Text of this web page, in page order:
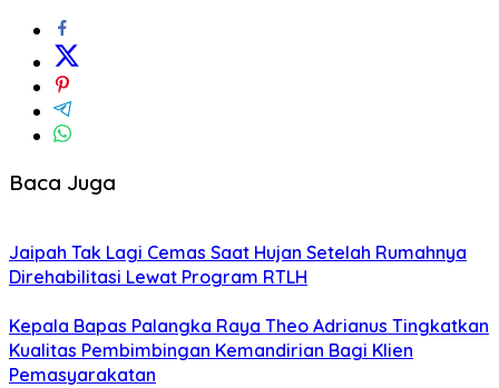
Baca Juga
Jaipah Tak Lagi Cemas Saat Hujan Setelah Rumahnya
Direhabilitasi Lewat Program RTLH
Kepala Bapas Palangka Raya Theo Adrianus Tingkatkan
Kualitas Pembimbingan Kemandirian Bagi Klien
Pemasyarakatan